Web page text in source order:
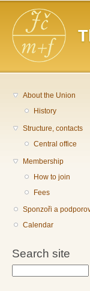
Main menu
About the Union
History
Structure, contacts
Central office
Membership
How to join
Fees
Sponzoři a
Calendar
Search site